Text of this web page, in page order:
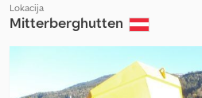
Lokacija
Mitterberghutten